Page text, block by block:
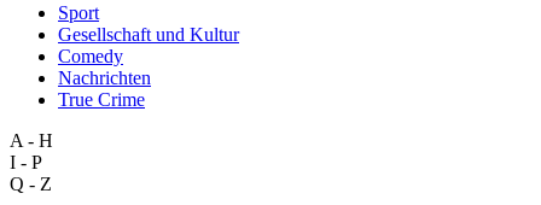
Sport
Gesellschaft und Kultur
Comedy
Nachrichten
True Crime
A - H
I - P
Q - Z